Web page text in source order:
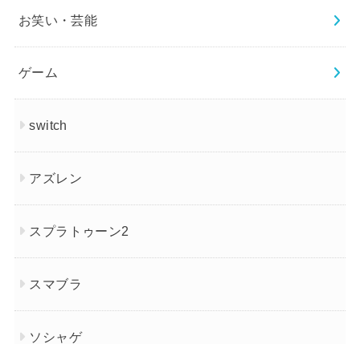
お笑い・芸能
ゲーム
switch
アズレン
スプラトゥーン2
スマブラ
ソシャゲ